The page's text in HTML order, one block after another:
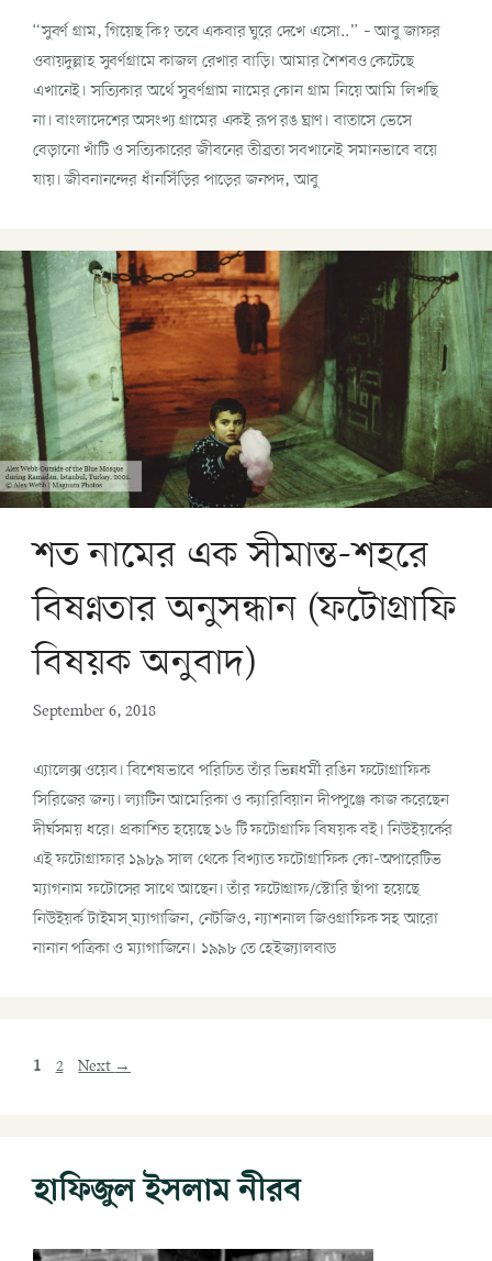
“সুবর্ণ গ্রাম, গিয়েছ কি? তবে একবার ঘুরে দেখে এসো..” – আবু জাফর
ওবায়দুল্লাহ সুবর্ণগ্রামে কাজল রেখার বাড়ি। আমার শৈশবও কেটেছে
এখানেই। সত্যিকার অর্থে সুবর্ণগ্রাম নামের কোন গ্রাম নিয়ে আমি লিখছি
না। বাংলাদেশের অসংখ্য গ্রামের একই রূপ রঙ ঘ্রাণ। বাতাসে ভেসে
বেড়ানো খাঁটি ও সত্যিকারের জীবনের তীব্রতা সবখানেই সমানভাবে বয়ে
যায়। জীবনানন্দের ধাঁনসিঁড়ির পাড়ের জনপদ, আবু
শত নামের এক সীমান্ত-শহরে
বিষণ্নতার অনুসন্ধান (ফটোগ্রাফি
বিষয়ক অনুবাদ)
September 6, 2018
এ্যালেক্স ওয়েব। বিশেষভাবে পরিচিত তাঁর ভিন্নধর্মী রঙিন ফটোগ্রাফিক
সিরিজের জন্য। ল্যাটিন আমেরিকা ও ক্যারিবিয়ান দীপপুঞ্জে কাজ করেছেন
দীর্ঘসময় ধরে। প্রকাশিত হয়েছে ১৬ টি ফটোগ্রাফি বিষয়ক বই। নিউইয়র্কের
এই ফটোগ্রাফার ১৯৮৯ সাল থেকে বিখ্যাত ফটোগ্রাফিক কো-অপারেটিভ
ম্যাগনাম ফটোসের সাথে আছেন। তাঁর ফটোগ্রাফ/স্টোরি ছাঁপা হয়েছে
নিউইয়র্ক টাইমস ্ম্যাগাজিন, নেটজিও, ন্যাশনাল জিওগ্রাফিক সহ আরো
নানান পত্রিকা ও ম্যাগাজিনে। ১৯৯৮ তে হেইজ্যালবাড
1 2 Next→
হাফিজুল ইসলাম নীরব